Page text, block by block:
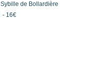
de Bollardière
- 16€